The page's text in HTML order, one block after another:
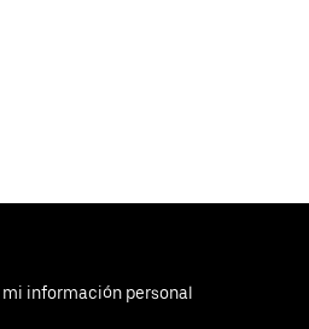
información personal